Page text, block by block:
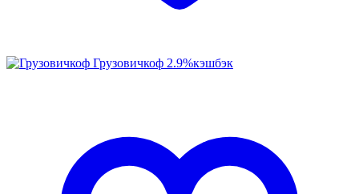
Грузовичкоф 2.9%кэшбэк